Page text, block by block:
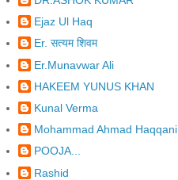
Ejaz Ul Haq
Er. सत्यम शिवम
Er.Munavwar Ali
HAKEEM YUNUS KHAN
Kunal Verma
Mohammad Ahmad Haqqani
POOJA...
Rashid